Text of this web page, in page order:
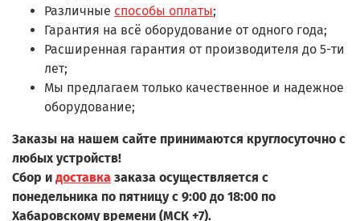
Различные способы оплаты;
Гарантия на всё оборудование от одного года;
Расширенная гарантия от производителя до 5-ти
лет;
Мы предлагаем только качественное и надежное
оборудование;
Заказы на нашем сайте принимаются круглосуточно с
любых устройств!
Сбор и доставка заказа осуществляется с
понедельника по пятницу с 9:00 до 18:00 по
Хабаровскому времени (МСК +7).